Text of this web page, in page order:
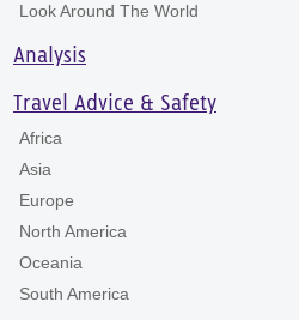
Look Around The World
Analysis
Travel Advice & Safety
Africa
Asia
Europe
North America
Oceania
South America